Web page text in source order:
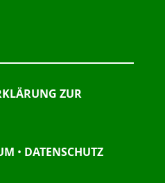
ZUR
• DATENSCHUTZ